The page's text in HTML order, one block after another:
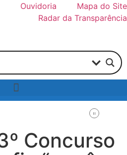
Ouvidoria
Mapa do Site
Radar da Transparência
Concurso